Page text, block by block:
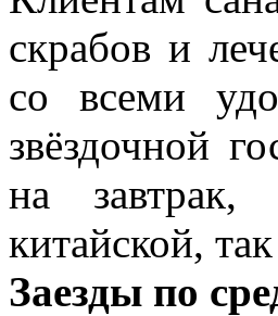
скрабов и
со всеми
звёздочной
на
китайской,
Заезды по